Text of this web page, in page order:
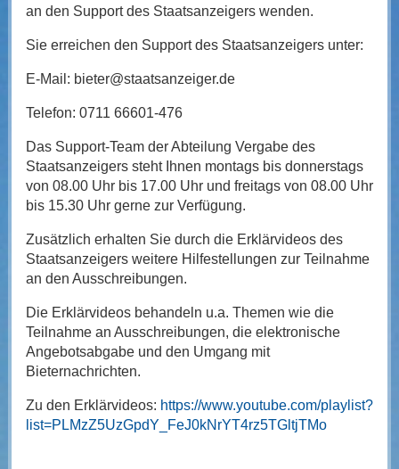
an den Support des Staatsanzeigers wenden.
Sie erreichen den Support des Staatsanzeigers unter:
E-Mail: bieter@staatsanzeiger.de
Telefon: 0711 66601-476
Das Support-Team der Abteilung Vergabe des
Staatsanzeigers steht Ihnen montags bis donnerstags
von 08.00 Uhr bis 17.00 Uhr und freitags von 08.00 Uhr
bis 15.30 Uhr gerne zur Verfügung.
Zusätzlich erhalten Sie durch die Erklärvideos des
Staatsanzeigers weitere Hilfestellungen zur Teilnahme
an den Ausschreibungen.
Die Erklärvideos behandeln u.a. Themen wie die
Teilnahme an Ausschreibungen, die elektronische
Angebotsabgabe und den Umgang mit
Bieternachrichten.
Zu den Erklärvideos: https://www.youtube.com/playlist?
list=PLMzZ5UzGpdY_FeJ0kNrYT4rz5TGltjTMo